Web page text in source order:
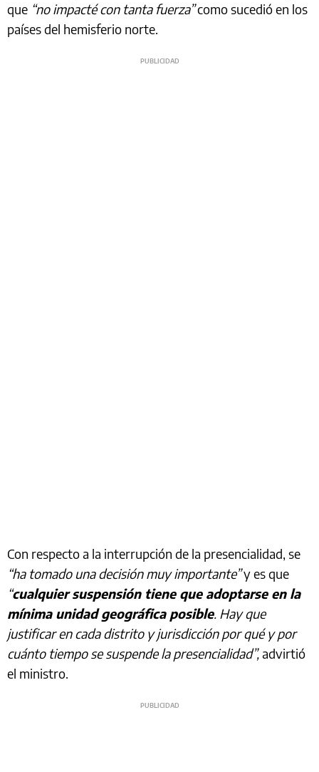
que “no impacté con tanta fuerza”como sucedió en los
países del hemisferio norte.
Con respecto a la interrupción de la presencialidad, se
“ha tomado una decisión muy importante”y es que
“cualquier suspensión tiene que adoptarse en la
mínima unidad geográfica posible. Hay que
justificar en cada distrito y jurisdicción por qué y por
cuánto tiempo se suspende la presencialidad”,advirtió
el ministro.